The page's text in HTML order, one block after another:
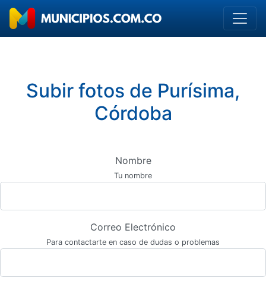
Subir fotos de Purísima,
Córdoba
Nombre
Tu nombre
Correo Electrónico
Para contactarte en caso de dudas o problemas